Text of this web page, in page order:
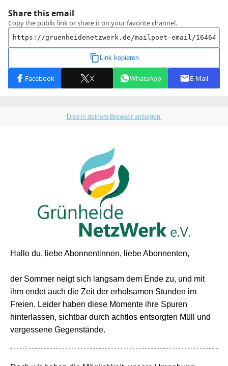
Dies in deinem Browser anzeigen.
Hallo du, liebe Abonnentinnen, liebe Abonnenten,
der Sommer neigt sich langsam dem Ende zu, und mit
ihm endet auch die Zeit der erholsamen Stunden im
Freien. Leider haben diese Momente ihre Spuren
hinterlassen, sichtbar durch achtlos entsorgten Müll und
vergessene Gegenstände.